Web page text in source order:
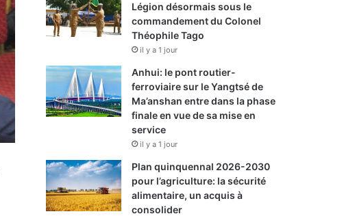
Légion désormais sous le
commandement du Colonel
Théophile Tago
il y a 1 jour
Anhui: le pont routier-
ferroviaire sur le Yangtsé de
Ma’anshan entre dans la phase
finale en vue de sa mise en
service
il y a 1 jour
Plan quinquennal 2026-2030
pour l’agriculture: la sécurité
alimentaire, un acquis à
consolider